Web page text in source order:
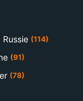
Russie (114)
(91)
(78)